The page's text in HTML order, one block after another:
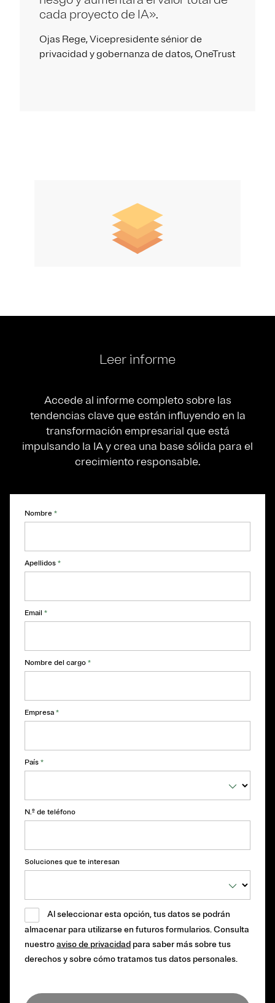
cada proyecto de IA».
Ojas Rege, Vicepresidente sénior de
privacidad y gobernanza de datos, OneTrust
Leer informe
Accede al informe completo sobre las
tendencias clave que están influyendo en la
transformación empresarial que está
impulsando la IA y crea una base sólida para el
crecimiento responsable.
Nombre *
Apellidos *
Email *
Nombre del cargo *
Empresa *
País *
N.º de teléfono
Soluciones que te interesan
Al seleccionar esta opción, tus datos se podrán
almacenar para utilizarse en futuros formularios. Consulta
nuestroaviso de privacidad para saber más sobre tus
derechos y sobre cómo tratamos tus datos personales.